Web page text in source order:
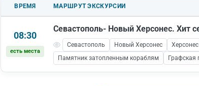
ВРЕМЯ МАРШРУТ ЭКСКУРСИИ
08:30
есть места
Севастополь- Новый Херсонес. Хит
Севастополь Новый Херсонес
Памятник затопленным кораблям
Графская